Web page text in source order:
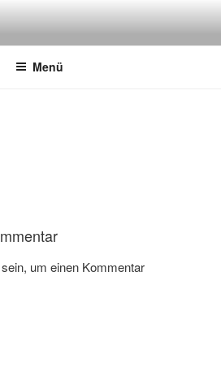
Menü
sein, um einen Kommentar